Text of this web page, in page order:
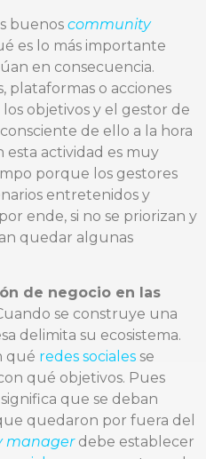
buenos community
es lo más importante
en consecuencia.
plataformas o acciones
objetivos y el gestor de
de ello a la hora
esta actividad es muy
porque los gestores
entretenidos y
ende, si no se priorizan y
quedar algunas
de negocio en las
se construye una
delimita su ecosistema.
qué redes sociales se
qué objetivos. Pues
que se deban
quedaron por fuera del
managerdebe establecer